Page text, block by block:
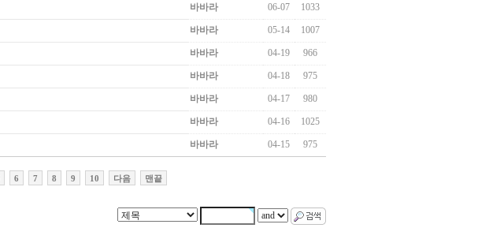
바바라 06-07 1033
바바라 05-14 1007
바바라 04-19 966
바바라 04-18 975
바바라 04-17 980
바바라 04-16 1025
바바라 04-15 975
6 7 8 9 10 다음 맨끝